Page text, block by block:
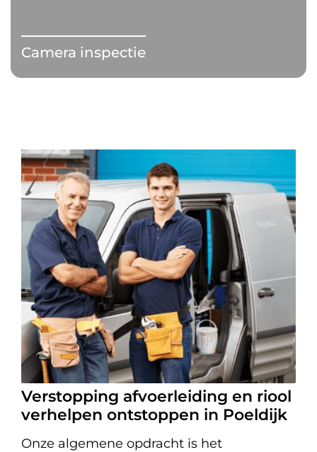
Camera inspectie
Verstopping afvoerleiding en riool
verhelpen ontstoppen in Poeldijk
Onze algemene opdracht is het